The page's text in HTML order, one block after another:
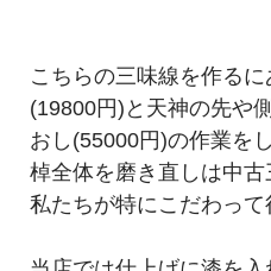
こちらの三味線を作る
(19800円)と天神の先や
おし(55000円)の作業を
棹全体を磨き直しは中
私たちが特にこだわって